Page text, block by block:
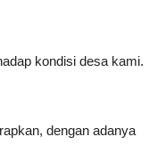
kondisi desa kami.
dengan adanya